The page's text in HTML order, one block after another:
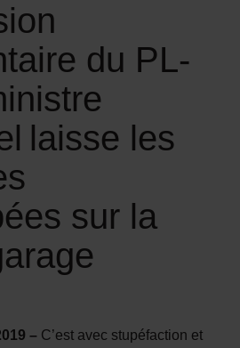
du PL-
laisse les
sur la
– C’est avec stupéfaction et